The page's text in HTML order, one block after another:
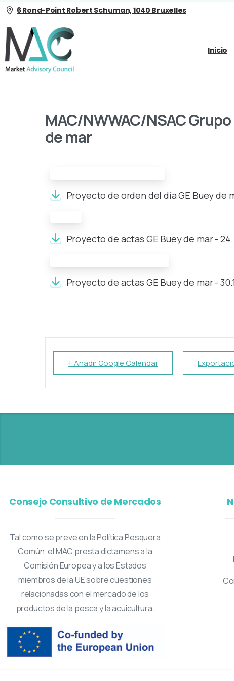
6 Rond-Point Robert Schuman, 1040 Bruxelles
Inicio
MAC/NWWAC/NSAC
de mar
Proyecto de orden del día GE Buey de
Proyecto de actas GE Buey de mar -
Proyecto de actas GE Buey de mar -
+ Añadir Google Calendar
Consejo Consultivo de Mercados
Tal como se prevé en la Política Pesquera
Común, el MAC presta dictamens a la
Comisión Europea y a los Estados
miembros de la UE sobre cuestiones
relacionadas con el mercado de los
productos de la pesca y la acuicultura.